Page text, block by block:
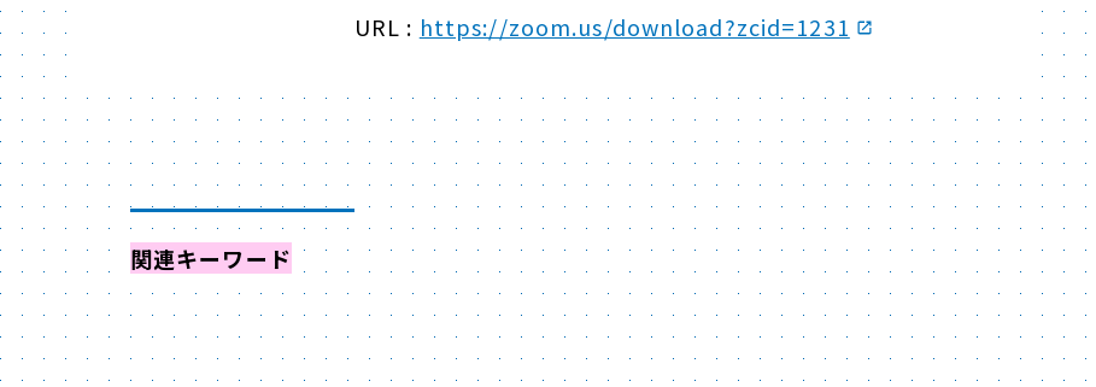
URL : https://zoom.us/download?zcid=1231
関連キーワード からイベントを探す